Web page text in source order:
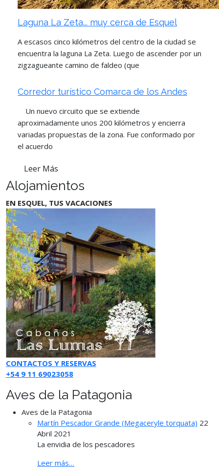
Laguna La Zeta... muy cerca de Esquel
A escasos cinco kilómetros del centro de la ciudad se
encuentra la laguna La Zeta. Luego de ascender por un
zigzagueante camino de faldeo (que
Corredor turístico Comarca de los Andes
Un nuevo circuito que se extiende
aproximadamente unos 200 kilómetros y encierra
variadas propuestas de la zona. Fue conformado por
el acuerdo
Leer Más
Alojamientos
EN ESQUEL, TUS VACACIONES
CONTACTOS Y RESERVAS
+54 9 11 69023058
Aves de la Patagonia
Aves de la Patagonia
Martín Pescador Grande (Megaceryle torquata) 22
Abril 2021
La envidia de los pescadores
Leer más…